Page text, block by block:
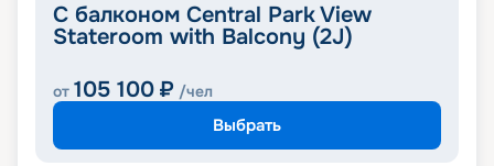
С балконом Central Park View
Stateroom with Balcony (2J)
от 105 100 ₽ /чел
Выбрать